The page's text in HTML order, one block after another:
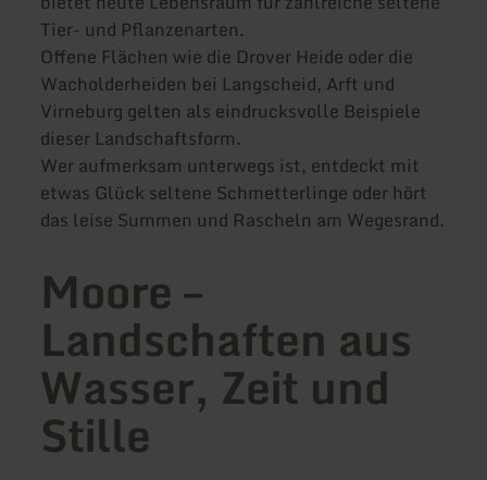
Tier- und Pflanzenarten.
Offene Flächen wie die Drover Heide oder die
Wacholderheiden bei Langscheid, Arft und
Virneburg gelten als eindrucksvolle Beispiele
dieser Landschaftsform.
Wer aufmerksam unterwegs ist, entdeckt mit
etwas Glück seltene Schmetterlinge oder hört
das leise Summen und Rascheln am Wegesrand.
Moore –
Landschaften aus
Wasser, Zeit und
Stille